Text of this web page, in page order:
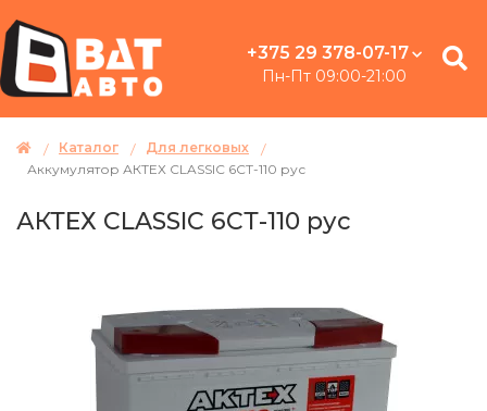
+375 29 378-07-17
Пн-Пт 09:00-21:00
Каталог
Для легковых
Аккумулятор АКТЕХ CLASSIC 6СТ-110 рус
АКТЕХ CLASSIC 6СТ-110 рус